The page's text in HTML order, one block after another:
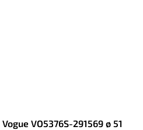
VO5376S-291569 ø 51